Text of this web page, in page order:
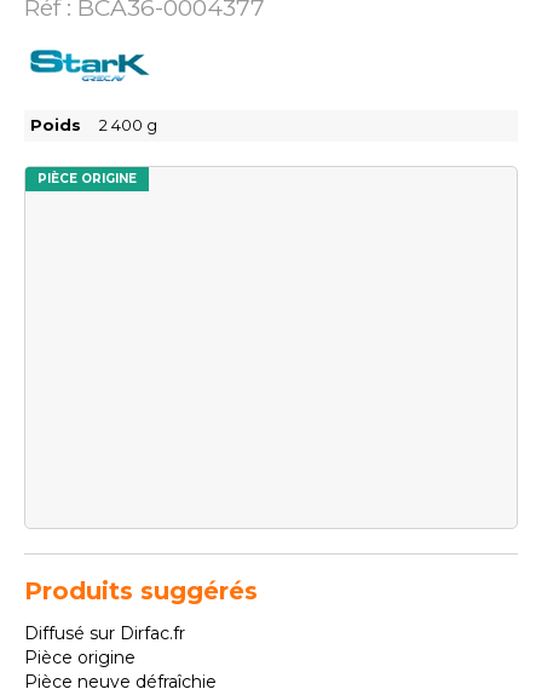
PIÈCE ORIGINE
Réf : BCA36-0004377
Poids 2 400 g
Produits suggérés
Diffusé sur Dirfac.fr
Pièce origine
Pièce neuve défraîchie